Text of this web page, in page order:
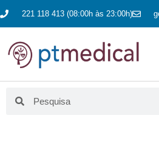
221 118 413 (08:00h às 23:00h)